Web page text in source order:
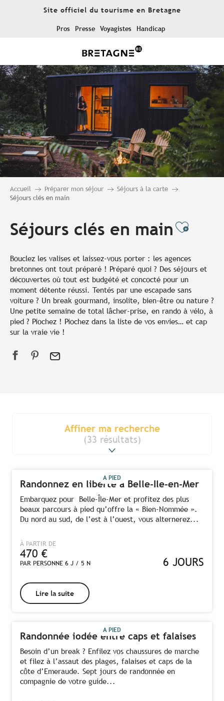
Site officiel du tourisme en Bretagne
Pros Presse Voyagistes Handicap
Accueil Préparer mon séjour
Séjours à la carte
Séjours clés en main
Séjours clés en main
Bouclez les valises et laissez-vous porter : les agences
bretonnes ont tout préparé ! Préparé quoi ? Des séjours et
découvertes où tout est budgété et concocté pour un
moment détente réussi. Tentés par une escapade sans
voiture ? Un break gourmand, insolite, bien-être ou nature ?
Une petite semaine de total lâcher-prise, en rando à vélo, à
pied ? Piochez ! Piochez dans la liste de vos envies… et cap
sur la vraie vie !
Affiner ma recherche
(33 résultats)
A PIED
Randonnez en liberté à Belle-Ile-en-Mer
Embarquez pour Belle-Île-Mer et profitez des plus
beaux parcours à pied qu’offre la « Bien-Nommée ».
Du nord au sud, de l’est à l’ouest, vous alternerez...
À PARTIR DE
470 €
PAR PERSONNE 6 J / 5 N 6 JOURS
Lire la suite
A PIED
Randonnée iodée entre caps et falaises
Besoin d’un break ? Enfilez vos chaussures de marche
et filez à l’assaut des plages, falaises et caps de la
côte d’Emeraude. Sept jours de randonnée en
compagnie de votre guide...